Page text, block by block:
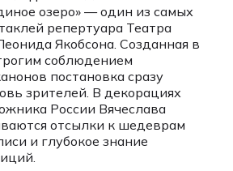
озеро» — один из самых
репертуара Театра
Якобсона. Созданная в
соблюдением
постановка сразу
зрителей. В декорациях
России Вячеслава
отсылки к шедеврам
и глубокое знание